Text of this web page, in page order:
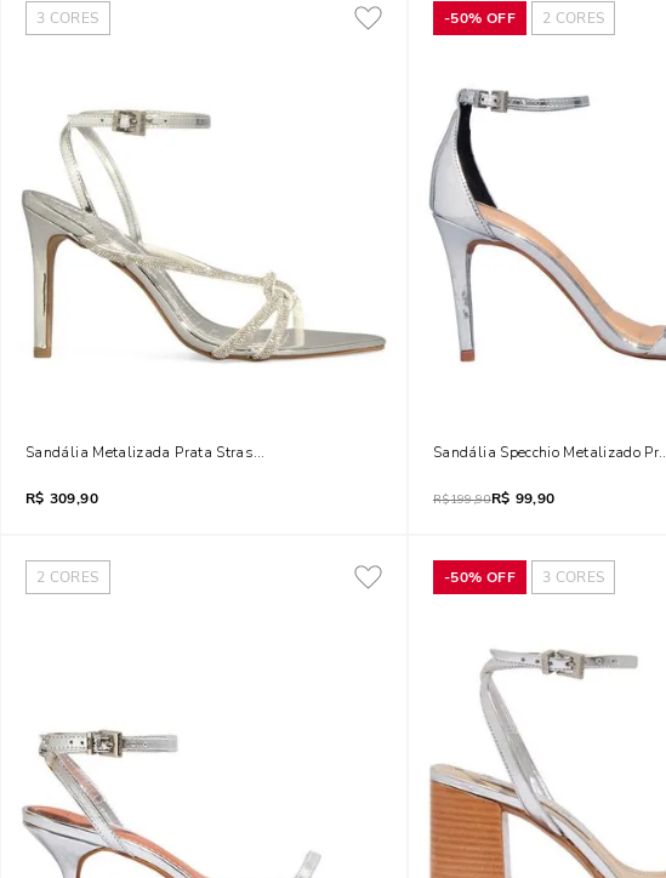
3 CORES
Sandália Metalizada Prata Strass Brilho Bico Folha Salto Alto
R$ 309,90
-50% OFF 2 CORES
Sandália Specchio Metalizado
R$199,90R$ 99,90
2 CORES -50% OFF 3 CORES